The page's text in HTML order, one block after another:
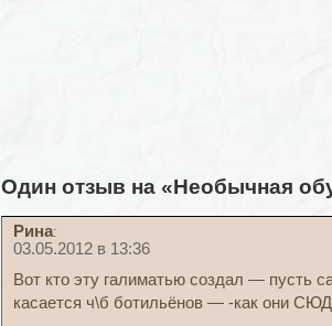
Один отзыв на «Необычная
Рина:
03.05.2012 в 13:36
Вот кто эту галиматью создал — пусть
касается ч\б ботильёнов — -как они